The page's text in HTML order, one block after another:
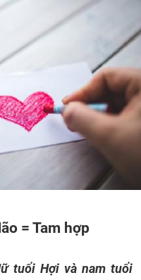
= Tam hợp
tuổi Hợi và nam tuổi